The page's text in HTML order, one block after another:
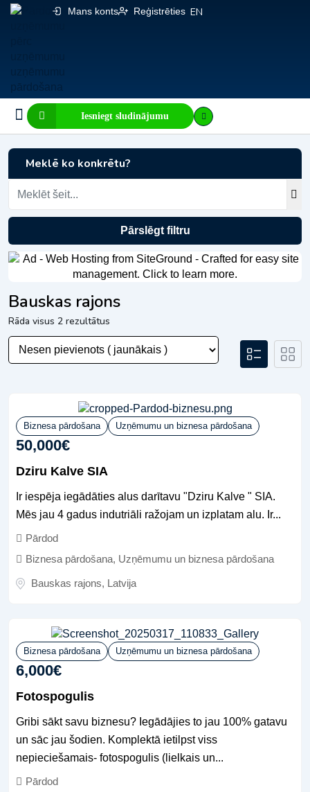
Mans konts Reģistrēties EN
Iesniegt sludinājumu
Bauskas rajons
Rāda visus 2 rezultātus
Biznesa pārdošana Uzņēmumu un biznesa pārdošana
50,000€
Dziru Kalve SIA
Ir iespēja iegādāties alus darītavu "Dziru Kalve " SIA.
Mēs jau 4 gadus indutriāli ražojam un izplatam alu. Ir...
Pārdod
Biznesa pārdošana, Uzņēmumu un biznesa pārdošana
Bauskas rajons, Latvija
Biznesa pārdošana Uzņēmumu un biznesa pārdošana
6,000€
Fotospogulis
Gribi sākt savu biznesu? Iegādājies to jau 100% gatavu
un sāc jau šodien. Komplektā ietilpst viss
nepieciešamais- fotospogulis (lielkais un...
Pārdod
Meklē ko konkrētu?
Pārslēgt filtru